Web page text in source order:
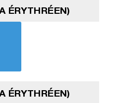
ÉRYTHRÉEN)
ÉRYTHRÉEN)